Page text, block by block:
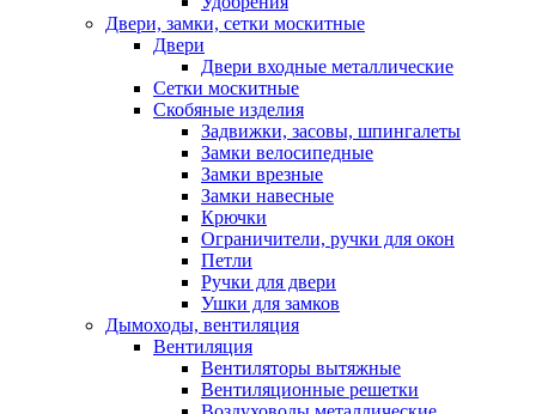
Двери, замки, сетки москитные
Двери
Двери входные металлические
Сетки москитные
Скобяные изделия
Задвижки, засовы, шпингалеты
Замки велосипедные
Замки врезные
Замки навесные
Крючки
Ограничители, ручки для окон
Петли
Ручки для двери
Ушки для замков
Дымоходы, вентиляция
Вентиляция
Вентиляторы вытяжные
Вентиляционные решетки